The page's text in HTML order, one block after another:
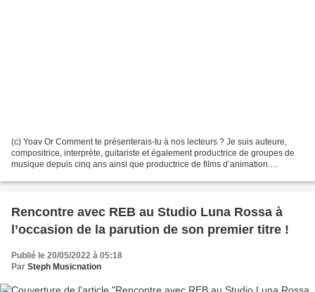
(c) Yoav Or Comment te présenterais-tu à nos lecteurs ? Je suis auteure,
compositrice, interprète, guitariste et également productrice de groupes de
musique depuis cinq ans ainsi que productrice de films d’animation.
Rencontre avec REB au Studio Luna Rossa à
l’occasion de la parution de son premier titre !
Publié le 20/05/2022 à 05:18
Par Steph Musicnation